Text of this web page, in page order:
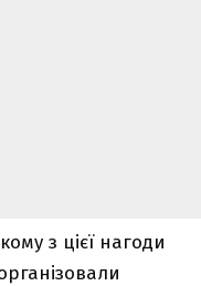
з цієї нагоди